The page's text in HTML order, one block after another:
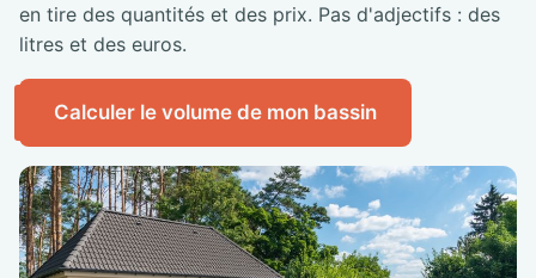
en tire des quantités et des prix. Pas d'adjectifs : des
litres et des euros.
Calculer le volume de mon bassin